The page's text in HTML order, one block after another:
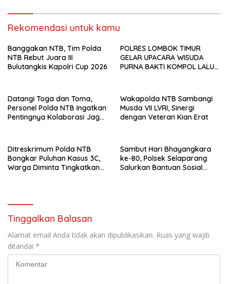
Rekomendasi untuk kamu
Banggakan NTB, Tim Polda
NTB Rebut Juara III
Bulutangkis Kapolri Cup 2026
POLRES LOMBOK TIMUR
GELAR UPACARA WISUDA
PURNA BAKTI KOMPOL LALU
Datangi Toga dan Toma,
Personel Polda NTB Ingatkan
Pentingnya Kolaborasi Jaga
Wakapolda NTB Sambangi
Musda VII LVRI, Sinergi
dengan Veteran Kian Erat
Ditreskrimum Polda NTB
Bongkar Puluhan Kasus 3C,
Warga Diminta Tingkatkan
Sambut Hari Bhayangkara
ke-80, Polsek Selaparang
Salurkan Bantuan Sosial
Tinggalkan Balasan
Alamat email Anda tidak akan dipublikasikan. Ruas yang wajib
ditandai *